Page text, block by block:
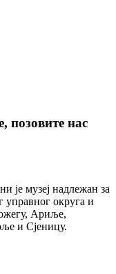
позовите нас
je музеј надлежан за
управног округа и
Ариље,
и Сјеницу.